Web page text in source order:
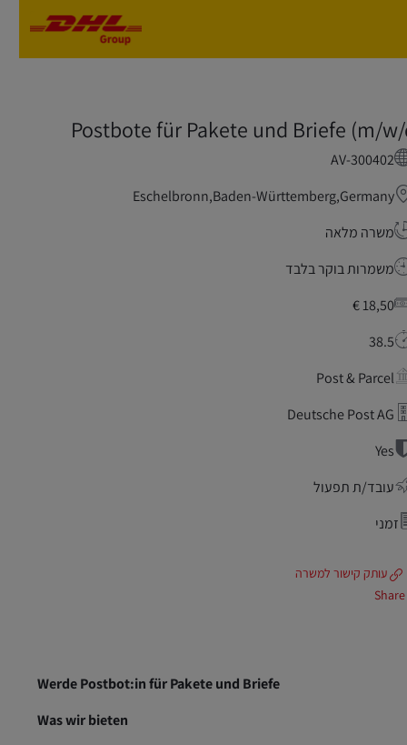
Postbote für Pakete und Briefe (m/
AV-300402
Eschelbronn,Baden-Württemberg,Germany
משרה מלאה
משמרות בוקר בלבד
18,50 €
38.5
Post & Parcel
Deutsche Post AG
Yes
עובד/ת תפעול
זמני
עותק קישור למשרה
Share
Werde Postbot:in für Pakete und Briefe
Was wir bieten